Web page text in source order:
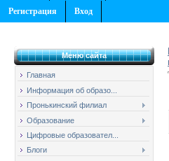
Регистрация Вход
Меню сайта
Главная
Информация об образо...
Пронькинский филиал
Образование
Цифровые образовател...
Блоги